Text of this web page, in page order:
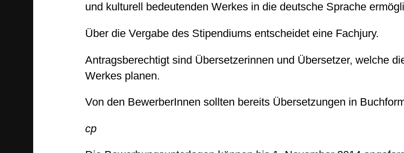
und kulturell bedeutenden Werkes in die deutsche Sprache
Über die Vergabe des Stipendiums entscheidet eine Fachjury.
Antragsberechtigt sind Übersetzerinnen und Übersetzer, welche
Werkes planen.
Von den BewerberInnen sollten bereits Übersetzungen in
cp